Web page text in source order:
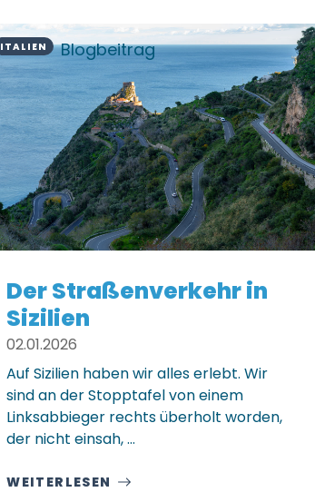
ITALIEN Blogbeitrag
Der Straßenverkehr in
Sizilien
02.01.2026
Auf Sizilien haben wir alles erlebt. Wir
sind an der Stopptafel von einem
Linksabbieger rechts überholt worden,
der nicht einsah, ...
WEITERLESEN